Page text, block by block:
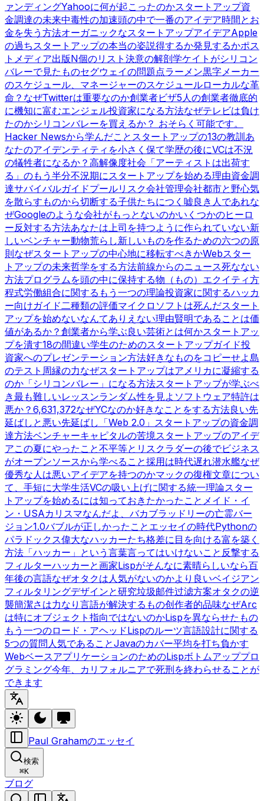
ァンディングYahooに何が起こったのかスタートアップ資
金調達の未来中毒性の加速頭の中で一番のアイデア時間とお
金を失う方法オーガニックなスタートアップアイデアApple
の過ちスタートアップの本当の姿説得するか発見するかポス
トメディア出版N個のリスト 決意の解剖学ケイトがシリコン
バレーで見たものセグウェイの問題点ラーメン黒字メーカー
のスケジュール、マネージャーのスケジュールローカルな革
命？ なぜTwitterは重要なのか創業者ビザ5人の創業者徹底的
に機知に富むエンジェル投資家になる方法なぜテレビは負け
たのかシリコンバレーを買えるか？ おそらく可能です。
Hacker Newsから学んだこと スタートアップの13の教訓 あ
なたのアイデンティティを小さく保て学歴の後にVCは不況
の犠牲者になるか？ 高解像度社会 「アーティストは出荷す
る」のもう半分不況期にスタートアップを始める理由資金調
達サバイバルガイドプールリスク会社管理会社都市と野心気
を散らすものから切断する子供たちにつく嘘良き人であれな
ぜGoogleのような会社がもっとないのかいくつかのヒーロ
ー反対する方法あなたは上司を持つように作られていない新
しいベンチャー動物荒らし新しいものを作るための六つの原
則なぜスタートアップの中心地に移転すべきかWebスター
トアップの未来哲学をする方法前線からのニュース死なない
方法プログラムを頭の中に保持する物（もの） エクイティ方
程式労働組合に関するもう一つの理論投資家に関するハッカ
ー向けガイド二種類の評価マイクロソフトは死んだスタート
アップを始めないなんてありえない理由賢明であることは価
値があるか？ 創業者から学ぶ良い芸術とは何かスタートアッ
プを潰す18の間違い学生のためのスタートアップガイド投
資家へのプレゼンテーション方法好きなものをコピーせよ島
のテスト 周縁の力なぜスタートアップはアメリカに凝縮する
のか 「シリコンバレー」になる方法スタートアップが学ぶべ
き最も難しいレッスンランダム性を見よ ソフトウェア特許は
悪か？ 6,631,372なぜYCなのか好きなことをする方法良い先
延ばしと悪い先延ばし 「Web 2.0」 スタートアップの資金調
達方法ベンチャーキャピタルの苦境スタートアップのアイデ
アこの夏にやったこと不平等とリスクラダーの後でビジネス
がオープンソースから学べること採用は時代遅れ潜水艦なぜ
優秀な人は悪いアイデアを持つのかマックの復権文章につい
て、手短に大学生活VCの吸い上げに関する統一理論スター
トアップを始めるには知っておきたかったこと メイド・イ
ン・USAカリスマなんだよ、バカブラッドリーの亡霊バー
ジョン1.0バブルが正しかったこと エッセイの時代Pythonの
パラドックス偉大なハッカーたち格差に目を向ける富を築く
方法 「ハッカー」という言葉言ってはいけないこと 反撃する
フィルターハッカーと画家Lispがそんなに素晴らしいなら百
年後の言語なぜオタクは人気がないのかより良いベイジアン
フィルタリングデザインと研究垃圾邮件过滤方案オタクの逆
襲簡潔さは力なり 言語が解決するもの创作者的品味なぜArc
は特にオブジェクト指向ではないのかLispを異ならせたもの
もう一つのロード・アヘッドLispのルーツ言語設計に関する
5つの質問人気であることJavaのカバー平均を打ち負かす
WebベースアプリケーションのためのLispボトムアッププロ
グラミング今年、カリフォルニアで死刑を終わらせることが
できます
Paul Grahamのエッセイ
検索
⌘K
ブログ